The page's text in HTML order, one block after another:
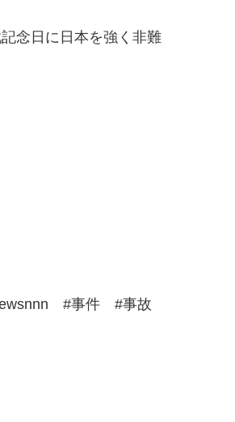
念日に日本を強く非難
#事件 #事故